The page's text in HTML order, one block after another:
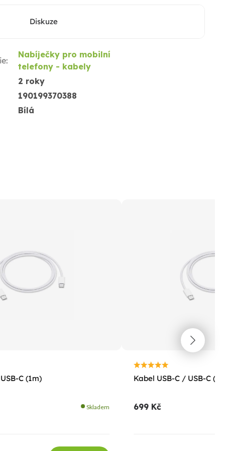
Diskuze
:
Nabíječky pro mobilní
telefony - kabely
2 roky
190199370388
Bílá
C (1m)
Skladem
Kabel USB-C / USB-C
699 Kč